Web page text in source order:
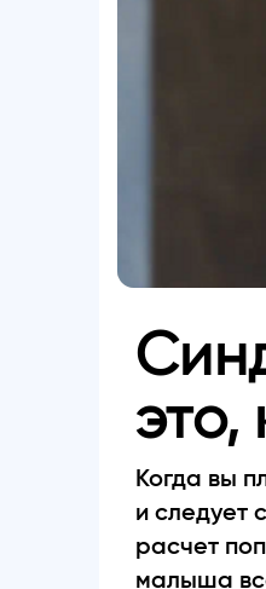
это,
Когда вы
и следует
расчет
малыша